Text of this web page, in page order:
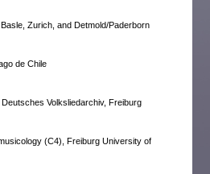
Zurich, and Detmold/Paderborn
de Chile
Volksliedarchiv, Freiburg
(C4), Freiburg University of